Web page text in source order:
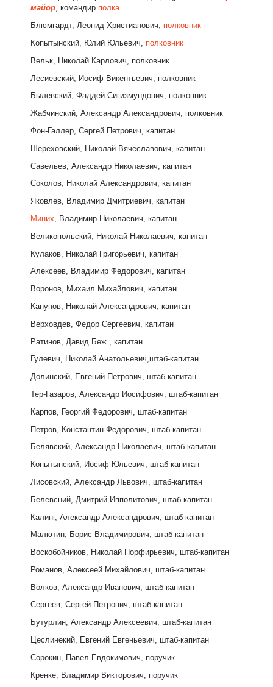
майор, командир полка
Блюмгардт, Леонид Христианович, полковник
Копытынский, Юлий Юльевич, полковник
Вельк, Николай Карлович, полковник
Лесиевский, Иосиф Викентьевич, полковник
Былевский, Фаддей Сигизмундович, полковник
Жабчинский, Александр Александрович, полковник
Фон-Галлер, Сергей Петрович, капитан
Шереховский, Николай Вячеславович, капитан
Савельев, Александр Николаевич, капитан
Соколов, Николай Александрович, капитан
Яковлев, Владимир Дмитриевич, капитан
Миних , Владимир Николаевич, капитан
Великопольский, Николай Николаевич, капитан
Кулаков, Николай Григорьевич, капитан
Алексеев, Владимир Федорович, капитан
Воронов, Михаил Михайлович, капитан
Канунов, Николай Александрович, капитан
Верховдев, Федор Сергеевич, капитан
Ратинов, Давид Беж., капитан
Гулевич, Николай Анатольевич,штаб-капитан
Долинский, Евгений Петрович, штаб-капитан
Тер-Газаров, Александр Иосифович, штаб-капитан
Карпов, Георгий Федорович, штаб-капитан
Петров, Константин Федорович, штаб-капитан
Белявский, Александр Николаевич, штаб-капитан
Копытынский, Иосиф Юльевич, штаб-капитан
Лисовский, Александр Львович, штаб-капитан
Белевсний, Дмитрий Ипполитович, штаб-капитан
Калинг, Александр Александрович, штаб-капитан
Малютин, Борис Владимирович, штаб-капитан
Воскобойников, Николай Порфирьевич, штаб-капитан
Романов, Алексеей Михайлович, штаб-капитан
Волков, Александр Иванович, штаб-капитан
Сергеев, Сергей Петрович, штаб-капитан
Бутурлин, Александр Алексеевич, штаб-капитан
Цеслинекий, Евгений Евгеньевич, штаб-капитан
Сорокин, Павел Евдокимович, поручик
Кренке, Владимир Викторович, поручик